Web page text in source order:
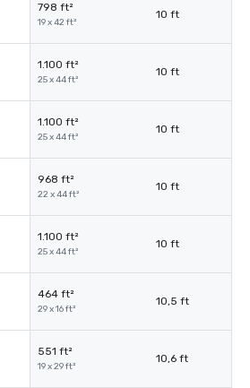
798 ft²
19 x 42 ft²
10 ft
1.100 ft²
25 x 44 ft²
10 ft
1.100 ft²
25 x 44 ft²
10 ft
968 ft²
22 x 44 ft²
10 ft
1.100 ft²
25 x 44 ft²
10 ft
464 ft²
29 x 16 ft²
10,5 ft
551 ft²
19 x 29 ft²
10,6 ft